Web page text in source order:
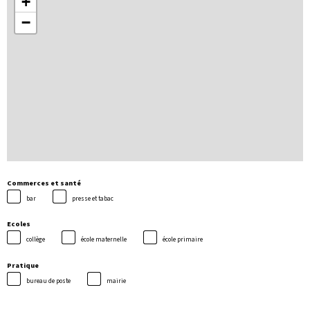
−
Commerces et santé
bar presse et tabac
Ecoles
collège école maternelle école primaire
Pratique
bureau de poste mairie